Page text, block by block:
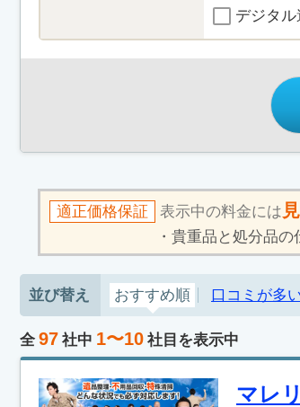
デジタ
適正価格保証 表示中の料金には
貴重品と処分品の
並び替え おすすめ順 口コミが多
全 97 社中 1〜10 社目を表示中
マレ